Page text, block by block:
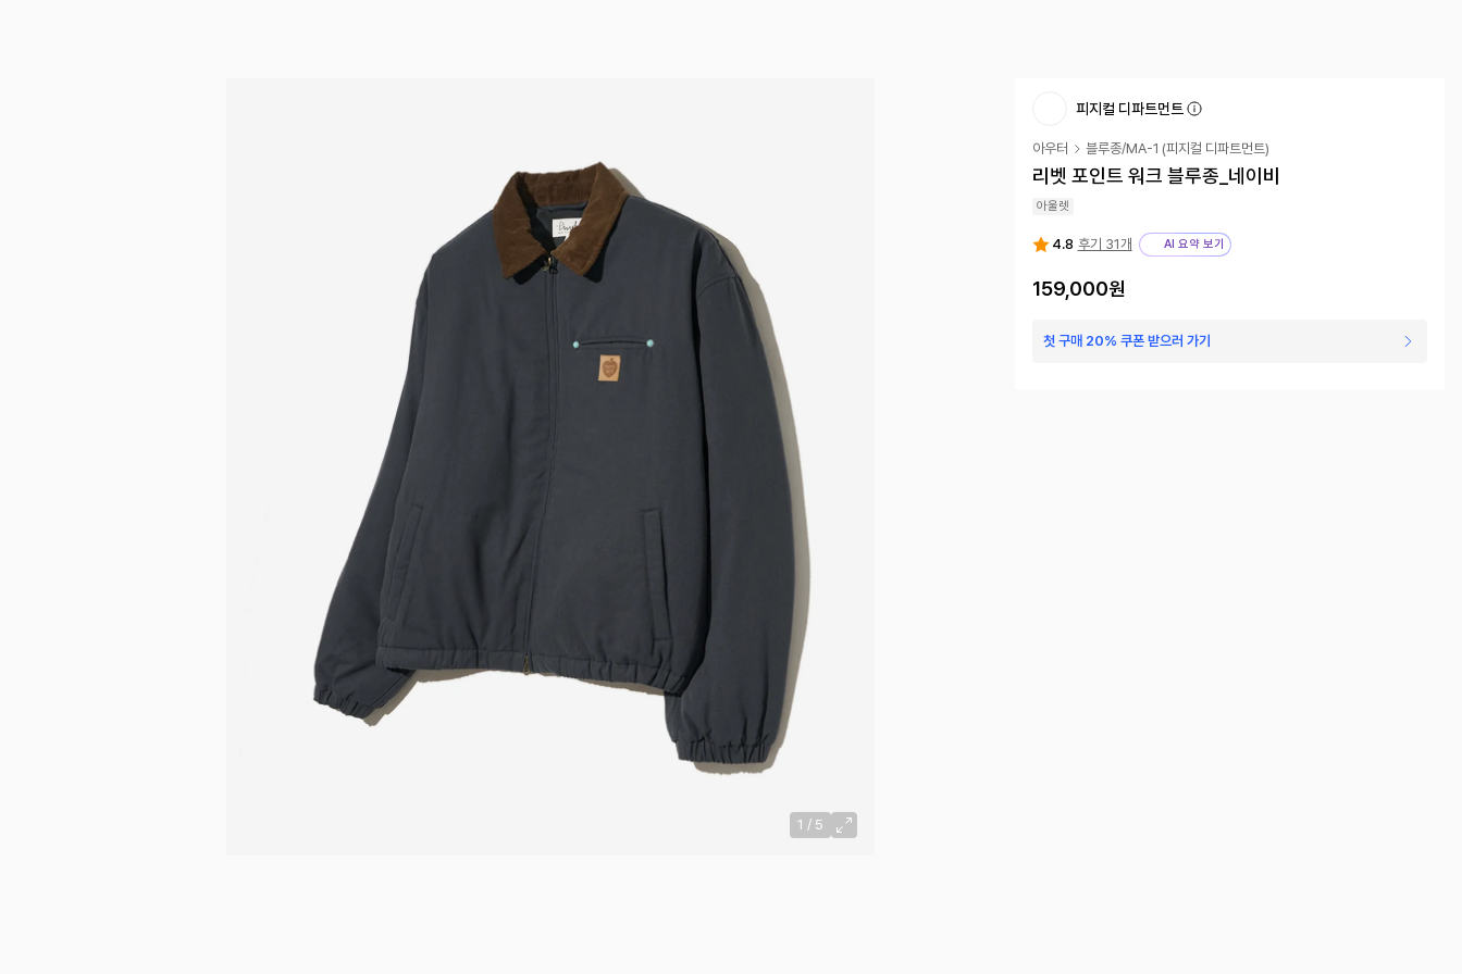
1 / 5
피지컬 디파트먼트
아우터 블루종/MA-1 (피지컬 디파트먼트)
리벳 포인트 워크 블루종_네이비
아울렛
4.8 후기 31개 AI 요약 보기
159,000원
첫 구매 20% 쿠폰 받으러 가기